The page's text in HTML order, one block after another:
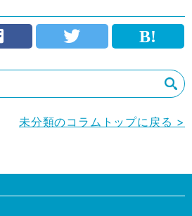
未分類のコラムトップに戻る >